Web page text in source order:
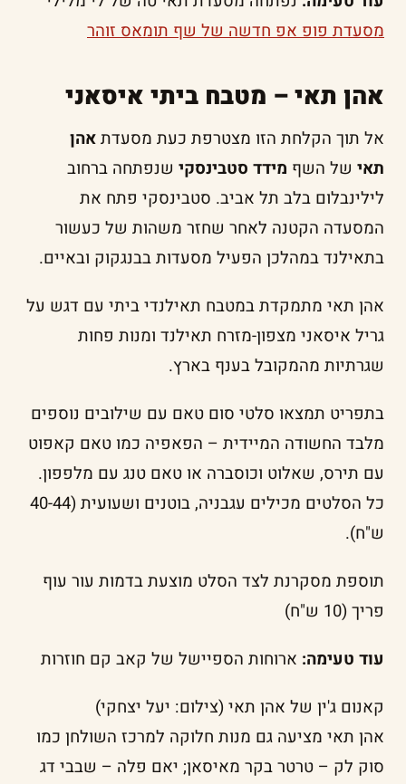
מסעדת פופ אפ חדשה של שף תומאס זוהר
אהן תאי – מטבח ביתי איסאני
אל תוך הקלחת הזו מצטרפת כעת מסעדתאהן
תאי של השף מידד סטבינסקי שנפתחה ברחוב
לילינבלום בלב תל אביב. סטבינסקי פתח את
המסעדה הקטנה לאחר שחזר משהות של כעשור
בתאילנד במהלכן הפעיל מסעדות בבנגקוק ובאיים.
אהן תאי מתמקדת במטבח תאילנדי ביתי עם דגש על
גריל איסאני מצפון-מזרח תאילנד ומנות פחות
שגרתיות מהמקובל בענף בארץ.
בתפריט תמצאו סלטי סום טאם עם שילובים נוספים
מלבד החשודה המיידית – הפאפיה כמו טאם קאפוט
עם תירס, שאלוט וכוסברה או טאם טנג עם מלפפון.
כל הסלטים מכילים עגבניה, בוטנים ושעועית (40-44
ש"ח).
תוספת מסקרנת לצד הסלט מוצעת בדמות עור עוף
פריך (10 ש"ח)
עוד טעימה: ארוחות הספיישל של קאב קם חוזרות
קאנום ג'ין של אהן תאי (צילום: יעל יצחקי)
אהן תאי מציעה גם מנות חלוקה למרכז השולחן כמו
סוק לק – טרטר בקר מאיסאן; יאם פלה – שבבי דג